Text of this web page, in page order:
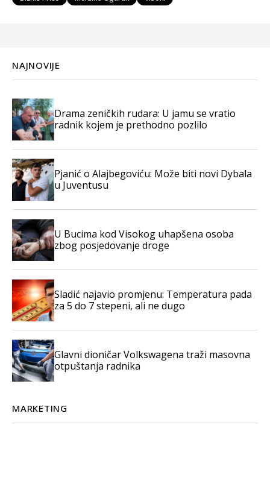
NAJNOVIJE
Drama zeničkih rudara: U jamu se vratio
radnik kojem je prethodno pozlilo
Pjanić o Alajbegoviću: Može biti novi Dybala
u Juventusu
U Bucima kod Visokog uhapšena osoba
zbog posjedovanje droge
Sladić najavio promjenu: Temperatura pada
za 5 do 7 stepeni, ali ne dugo
Glavni dioničar Volkswagena traži masovna
otpuštanja radnika
MARKETING